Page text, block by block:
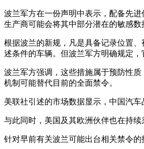
波兰军方在一份声明中表示，配备先
生产商可能会将其中部分潜在的敏感数
根据波兰的新规，凡是具备记录位置
述条件的车辆。但波兰军方明确规定
波兰军方强调，这些措施属于预防性
机制可能替代目前的全面禁令。
美联社引述的市场数据显示，中国汽
与此同时，美国及其欧洲伙伴也在持
针对早前有关波兰可能出台相关禁令